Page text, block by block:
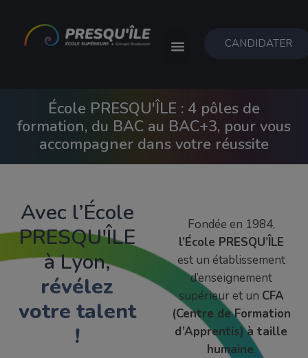
CANDIDATER
École PRESQU'ÎLE : 4 pôles de
formation, du BAC au BAC+3, pour vous
accompagner dans votre réussite
Avec l’École
PRESQU'ÎLE
à Lyon,
révélez
votre talent
!
Fondée en 1984,
l’École PRESQU’ÎLE
est un établissement
d’enseignement
supérieur et un CFA
(Centre de Formation
d’Apprentis)à taille
humaine.